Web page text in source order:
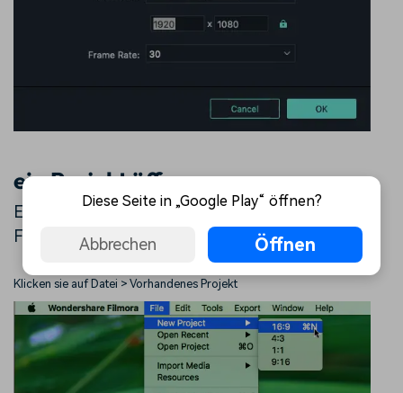
ein Projekt öffnen
Es gibt 3 Wege, um eins schon existierendes
Filmora-Projekt zu öffnen:
Klicken sie auf Datei > Vorhandenes Projekt
Diese Seite in „Google Play“ öffnen?
Abbrechen Öffnen